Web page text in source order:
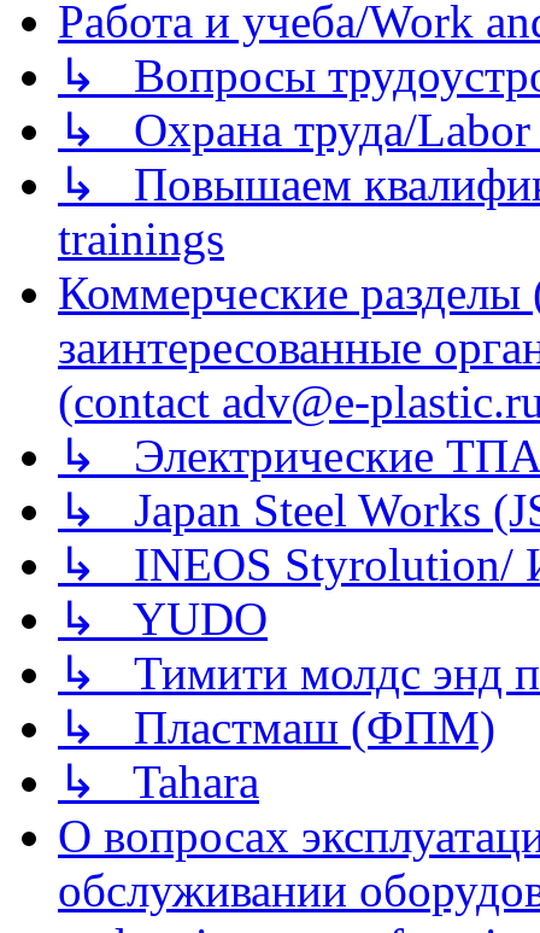
Работа и учеба/Work
↳ Вопросы
↳ Охрана труда/Labor
↳ Повышаем
trainings
Коммерческие
заинтересованные
(contact adv@e-
↳ Электрические
↳ Japan Steel Works
↳ INEOS
↳ YUDO
↳ Тимити молдс энд
↳ Пластмаш (ФПМ)
↳ Tahara
О вопросах
обслуживании